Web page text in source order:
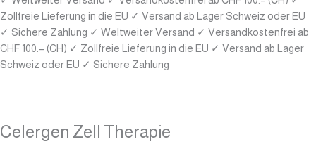
Zollfreie Lieferung in die EU ✓ Versand ab Lager Schweiz oder EU
✓ Sichere Zahlung ✓ Weltweiter Versand ✓ Versandkostenfrei ab
CHF 100.– (CH) ✓ Zollfreie Lieferung in die EU ✓ Versand ab Lager
Schweiz oder EU ✓ Sichere Zahlung
Celergen Zell Therapie